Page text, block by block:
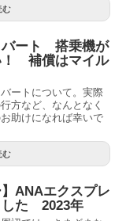
む
バート 搭乗機が
！ 補償はマイル
ートについて。実際
方など、なんとなく
助けになれば幸いで
む
】ANAエクスプレ
した 2023年